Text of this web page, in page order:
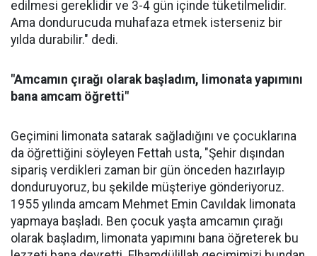
edilmesi gereklidir ve 3-4 gün içinde tüketilmelidir.
Ama dondurucuda muhafaza etmek isterseniz bir
yılda durabilir." dedi.
"Amcamın çırağı olarak başladım, limonata yapımını
bana amcam öğretti"
Geçimini limonata satarak sağladığını ve çocuklarına
da öğrettiğini söyleyen Fettah usta, "Şehir dışından
sipariş verdikleri zaman bir gün önceden hazırlayıp
donduruyoruz, bu şekilde müşteriye gönderiyoruz.
1955 yılında amcam Mehmet Emin Cavıldak limonata
yapmaya başladı. Ben çocuk yaşta amcamın çırağı
olarak başladım, limonata yapımını bana öğreterek bu